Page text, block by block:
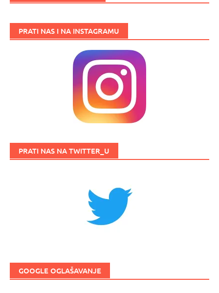
PRATI NAS I NA INSTAGRAMU
PRATI NAS NA TWITTER_U
GOOGLE OGLAŠAVANJE